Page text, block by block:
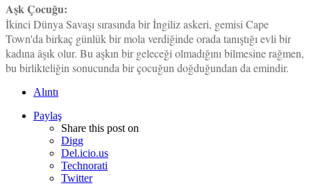
Aşk Çocuğu:
İkinci Dünya Savaşı sırasında bir İngiliz askeri, gemisi Cape
Town'da birkaç günlük bir mola verdiğinde orada tanıştığı evli bir
kadına âşık olur. Bu aşkın bir geleceği olmadığını bilmesine rağmen,
bu birlikteliğin sonucunda bir çocuğun doğduğundan da emindir.
Alıntı
Paylaş
Share this post on
Digg
Del.icio.us
Technorati
Twitter